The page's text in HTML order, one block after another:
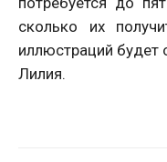
сколько их
иллюстраций будет
Лилия.